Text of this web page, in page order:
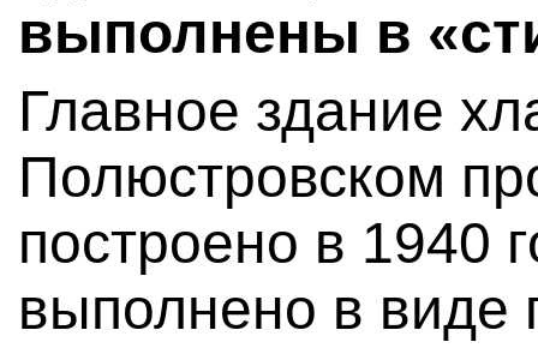
выполнены в
Главное здание
Полюстровском
построено в 1940
выполнено в виде